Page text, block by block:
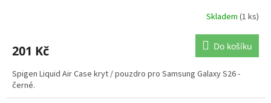
Skladem (1 ks)
201 Kč Do košíku
Spigen Liquid Air Case kryt / pouzdro pro Samsung Galaxy S26 -
černé.